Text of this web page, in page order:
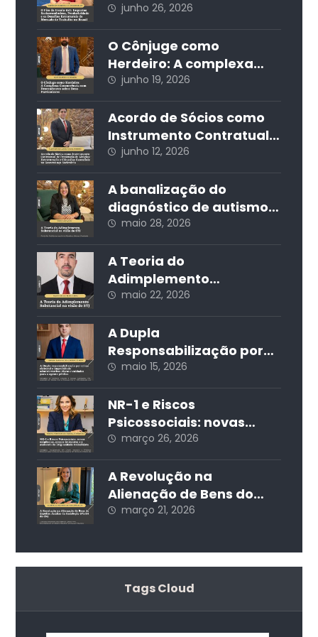
Socioeconômicos,
Produtividade e os
Desafios Estruturais do
Mercado de Trabalho no
Brasil
junho 26, 2026
O Cônjuge como
Herdeiro: A complexa
concorrência com
descendentes sobre
bens particulares
junho 19, 2026
Acordo de Sócios como
Instrumento Contratual
de Prevenção de Litígios:
Estruturação e Cláusulas
Essenciais na
Governança Societária
junho 12, 2026
A banalização do
diagnóstico de autismo
nas redes sociais e seus
impactos jurídicos e
sociais
maio 28, 2026
A Teoria do
Adimplemento
Substancial na visão do
STJ
maio 22, 2026
A Dupla
Responsabilização por
Crime Eleitoral e
Improbidade
Administrativa: Riscos e
Cuidados para o Agente
Público
maio 15, 2026
NR-1 e Riscos
Psicossociais: novas
exigências, prazos
iminentes e o aumento
da litigiosidade
trabalhista
março 26, 2026
A Revolução na
Alienação de Bens do
Espólio: Análise da
março 21, 2026
Tags Cloud